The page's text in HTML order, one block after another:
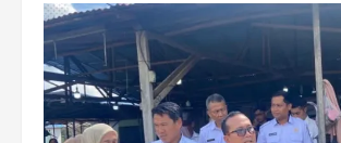
Bhayangkara,
Sujiwo
Ajak
Polri
Terus
Menjadi
Pengayom
yang
Dicintai